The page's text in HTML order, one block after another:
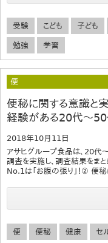
受験 こども 子ども
勉強 学習
便
便秘に関する意識と
経験がある20代～50
2018年10月11日
アサヒグループ食品は、20
調査を実施し、調査結果をま
No.1は「お腹の張り」！② 便
便 便秘 健康 セ